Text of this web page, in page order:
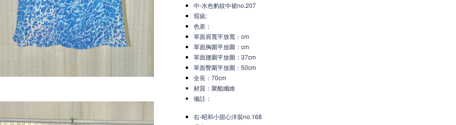
中-水色豹紋中裙no.207
瑕疵:
色差：
單面肩寬平放寬 ：cm
單面胸圍平放圍：cm
單面腰圍平放圍：37cm
單面臀圍平放圍：50cm
全長：70cm
材質：聚酯纖維
備註：
右-昭和小甜心洋裝no.168